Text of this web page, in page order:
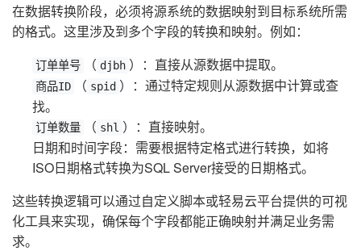
在数据转换阶段，必须将源系统的数据映射到目标系统所需
的格式。这里涉及到多个字段的转换和映射。例如：
订单单号 （ djbh ）：直接从源数据中提取。
商品ID （ spid ）：通过特定规则从源数据中计算或查
找。
订单数量 （ shl ）：直接映射。
日期和时间字段：需要根据特定格式进行转换，如将
ISO日期格式转换为SQL Server接受的日期格式。
这些转换逻辑可以通过自定义脚本或轻易云平台提供的可视
化工具来实现，确保每个字段都能正确映射并满足业务需
求。